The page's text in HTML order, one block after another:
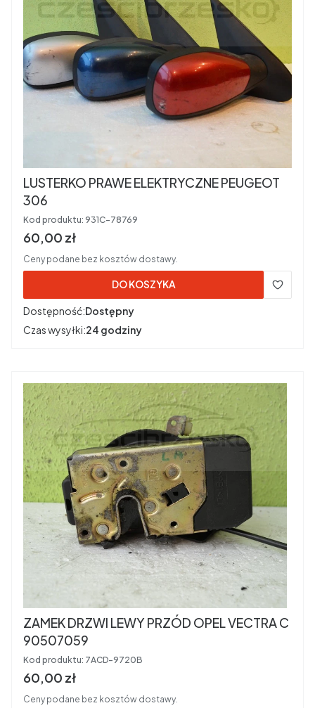
LUSTERKO PRAWE ELEKTRYCZNE PEUGEOT
306
Kod produktu: 931C-78769
Cena brutto
60,00 zł
Ceny podane bez kosztów dostawy.
DO KOSZYKA
Dostępność:Dostępny
Czas wysyłki:24 godziny
ZAMEK DRZWI LEWY PRZÓD OPEL VECTRA C
90507059
Kod produktu: 7ACD-9720B
Cena brutto
60,00 zł
Ceny podane bez kosztów dostawy.